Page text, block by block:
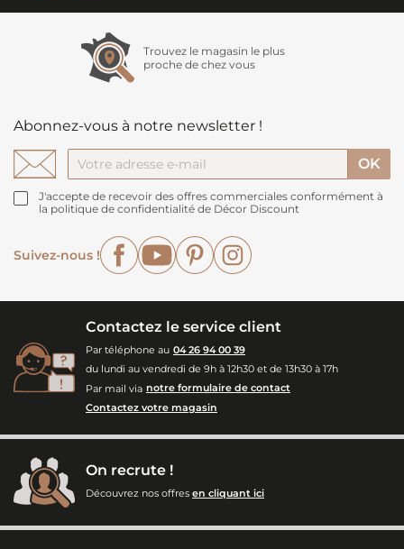
Trouvez le magasin le plus
proche de chez vous
Abonnez-vous à notre newsletter !
J'accepte de recevoir des offres commerciales conformément à
la politique de confidentialité de Décor Discount
Suivez-nous !
FacebookYouTubePinterest
Contactez le service client
Par téléphone au 04 26 94 00 39
du lundi au vendredi de 9h à 12h30 et de 13h30 à 17h
Par mail via notre formulaire de contact
Contactez votre magasin
On recrute !
Découvrez nos offres en cliquant ici